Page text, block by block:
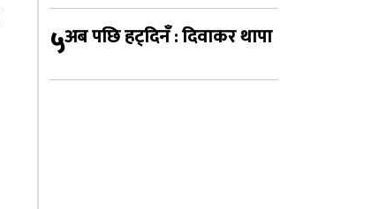
५अब पछि हट्दिनँ : दिवाकर थापा